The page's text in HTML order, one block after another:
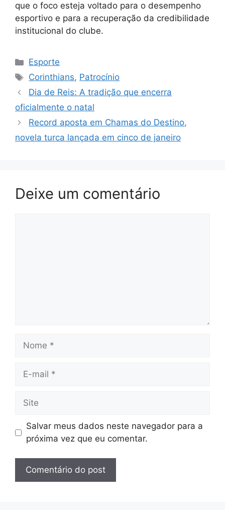
que o foco esteja voltado para o desempenho
esportivo e para a recuperação da credibilidade
institucional do clube.
Categorias
Esporte
Tags
Corinthians, Patrocínio
Dia de Reis: A tradição que encerra
oficialmente o natal
Record aposta em Chamas do Destino,
novela turca lançada em cinco de janeiro
Deixe um comentário
Nome
Site
Salvar meus dados neste navegador para a
próxima vez que eu comentar.